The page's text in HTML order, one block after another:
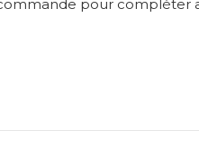
pour compléter